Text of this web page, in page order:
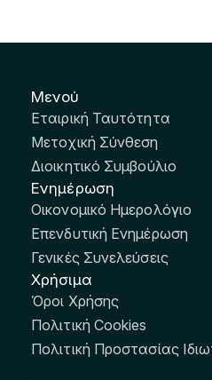
Μενού
Εταιρική Ταυτότητα
Μετοχική Σύνθεση
Διοικητικό Συμβούλιο
Ενημέρωση
Οικονομικό Ημερολόγιο
Επενδυτική Ενημέρωση
Γενικές Συνελεύσεις
Χρήσιμα
Όροι Χρήσης
Πολιτική Cookies
Πολιτική Προστασίας